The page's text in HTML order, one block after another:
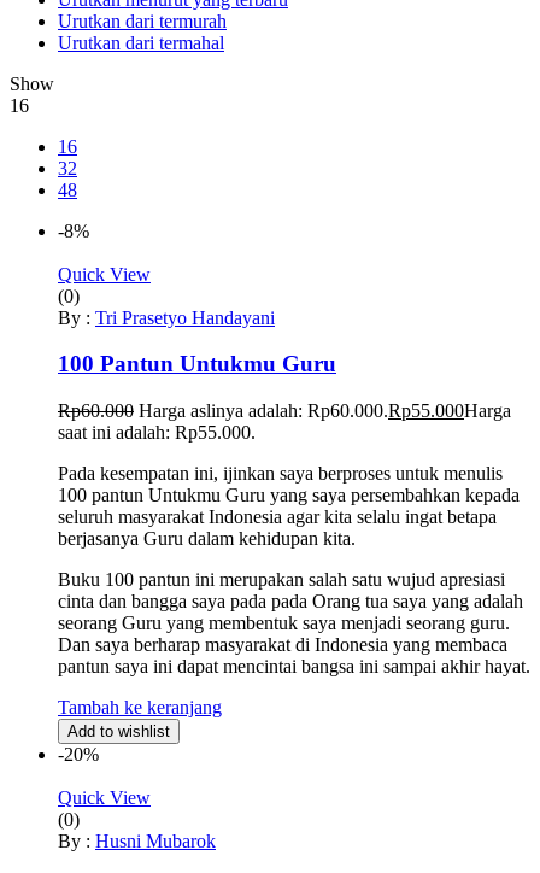
Urutkan dari termurah
Urutkan dari termahal
Show
16
16
32
48
-8%
Quick View
(0)
By : Tri Prasetyo Handayani
100 Pantun Untukmu Guru
Rp60.000 Harga aslinya adalah: Rp60.000.Rp55.000Harga
saat ini adalah: Rp55.000.
Pada kesempatan ini, ijinkan saya berproses untuk menulis
100 pantun Untukmu Guru yang saya persembahkan kepada
seluruh masyarakat Indonesia agar kita selalu ingat betapa
berjasanya Guru dalam kehidupan kita.
Buku 100 pantun ini merupakan salah satu wujud apresiasi
cinta dan bangga saya pada pada Orang tua saya yang adalah
seorang Guru yang membentuk saya menjadi seorang guru.
Dan saya berharap masyarakat di Indonesia yang membaca
pantun saya ini dapat mencintai bangsa ini sampai akhir hayat.
Tambah ke keranjang
Add to wishlist
-20%
Quick View
(0)
By : Husni Mubarok